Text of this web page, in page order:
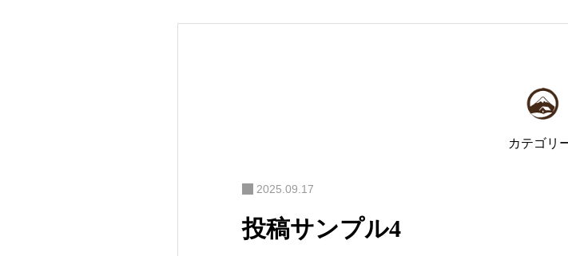
カテゴリ
2025.09.17
投稿サンプル4